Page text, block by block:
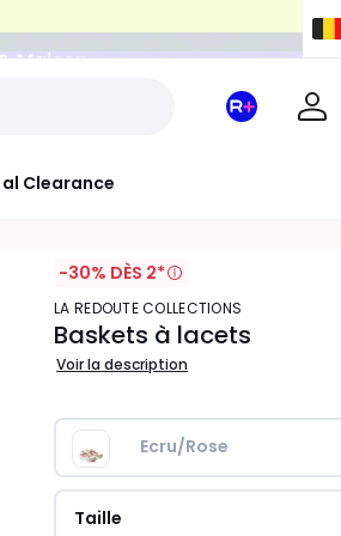
Maison
Clearance
Mon
-30% DÈS 2*
LA REDOUTE COLLECTIONS
Baskets à lacets
Voir la description
Ecru/Rose
Taille